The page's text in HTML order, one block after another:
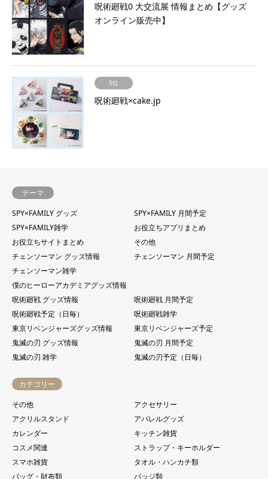
呪術廻戦0 大交流展 情報まとめ【グッズ
オンライン販売中】
5位
呪術廻戦×cake.jp
テーマ
SPY×FAMILY グッズ
SPY×FAMILY 月間予定
SPY×FAMILY雑学
お役立ちアプリまとめ
お役立ちサイトまとめ
その他
チェンソーマン グッズ情報
チェンソーマン 月間予定
チェンソーマン雑学
僕のヒーローアカデミアグッズ情報
呪術廻戦 グッズ情報
呪術廻戦 月間予定
呪術廻戦予定（日毎）
呪術廻戦雑学
東京リベンジャーズグッズ情報
東京リベンジャーズ予定
鬼滅の刃 グッズ情報
鬼滅の刃 月間予定
鬼滅の刃 雑学
鬼滅の刃予定（日毎）
カテゴリー
その他
アクセサリー
アクリルスタンド
アパレルグッズ
カレンダー
キッチン雑貨
コスメ関連
ストラップ・キーホルダー
スマホ雑貨
タオル・ハンカチ類
バッグ・財布類
バッジ類